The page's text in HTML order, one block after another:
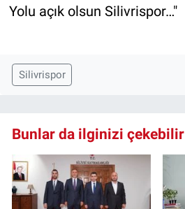
Yolu açık olsun Silivrispor…"
Silivrispor
Bunlar da ilginizi çekebilir